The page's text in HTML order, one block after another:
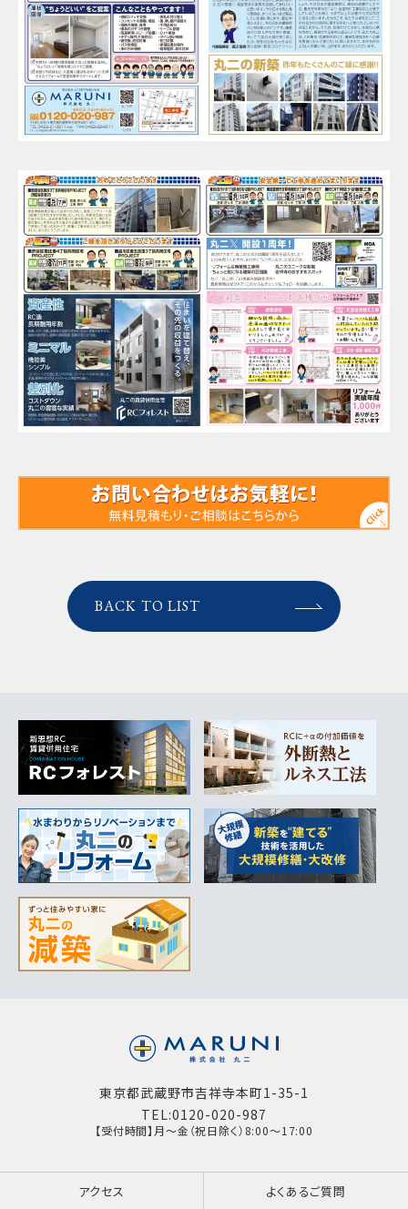
BACK TO LIST
東京都武蔵野市吉祥寺本町1-35-1
TEL:0120-020-987
【受付時間】月～金（祝日除く）8:00～17:00
アクセス よくあるご質問